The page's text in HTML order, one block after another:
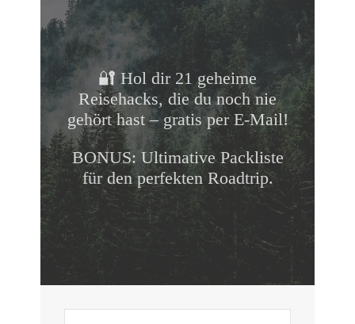
🔐 Hol dir 21 geheime
Reisehacks, die du noch nie
gehört hast – gratis per E-Mail!
BONUS: Ultimative Packliste
für den perfekten Roadtrip.